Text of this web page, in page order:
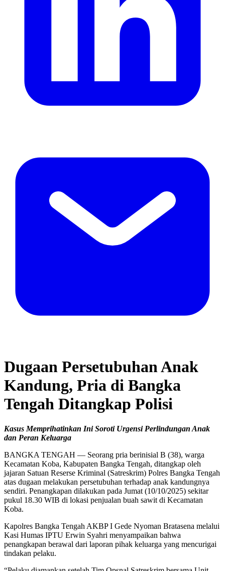
Dugaan Persetubuhan Anak
Kandung, Pria di Bangka
Tengah Ditangkap Polisi
Kasus Memprihatinkan Ini Soroti Urgensi Perlindungan Anak
dan Peran Keluarga
BANGKA TENGAH — Seorang pria berinisial B (38), warga
Kecamatan Koba, Kabupaten Bangka Tengah, ditangkap oleh
jajaran Satuan Reserse Kriminal (Satreskrim) Polres Bangka Tengah
atas dugaan melakukan persetubuhan terhadap anak kandungnya
sendiri. Penangkapan dilakukan pada Jumat (10/10/2025) sekitar
pukul 18.30 WIB di lokasi penjualan buah sawit di Kecamatan
Koba.
Kapolres Bangka Tengah AKBP I Gede Nyoman Bratasena melalui
Kasi Humas IPTU Erwin Syahri menyampaikan bahwa
penangkapan berawal dari laporan pihak keluarga yang mencurigai
tindakan pelaku.